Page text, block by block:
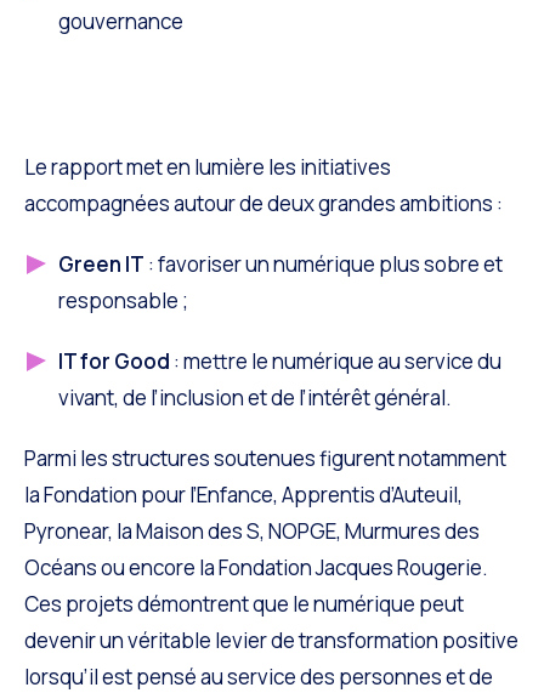
gouvernance
Le rapport met en lumière les initiatives
accompagnées autour de deux grandes ambitions :
Green IT : favoriser un numérique plus sobre et
responsable ;
IT for Good : mettre le numérique au service du
vivant, de l’inclusion et de l’intérêt général.
Parmi les structures soutenues figurent notamment
la Fondation pour l’Enfance, Apprentis d’Auteuil,
Pyronear, la Maison des S, NOPGE, Murmures des
Océans ou encore la Fondation Jacques Rougerie.
Ces projets démontrent que le numérique peut
devenir un véritable levier de transformation positive
lorsqu’il est pensé au service des personnes et de